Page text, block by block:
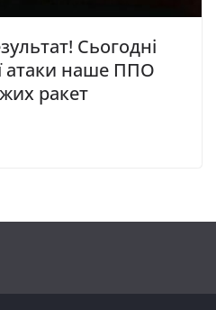
Сьогодні
атаки наше ППО
ракет